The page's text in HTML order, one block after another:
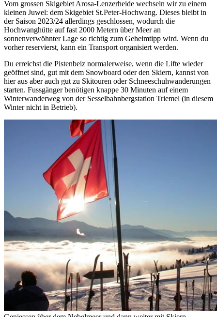
Vom grossen Skigebiet Arosa-Lenzerheide wechseln wir zu einem
kleinen Juwel: dem Skigebiet St.Peter-Hochwang. Dieses bleibt in
der Saison 2023/24 allerdings geschlossen, wodurch die
Hochwanghütte auf fast 2000 Metern über Meer an
sonnenverwöhnter Lage so richtig zum Geheimtipp wird. Wenn du
vorher reservierst, kann ein Transport organisiert werden.
Du erreichst die Pistenbeiz normalerweise, wenn die Lifte wieder
geöffnet sind, gut mit dem Snowboard oder den Skiern, kannst von
hier aus aber auch gut zu Skitouren oder Schneeschuhwanderungen
starten. Fussgänger benötigen knappe 30 Minuten auf einem
Winterwanderweg von der Sesselbahnbergstation Triemel (in diesem
Winter nicht in Betrieb).